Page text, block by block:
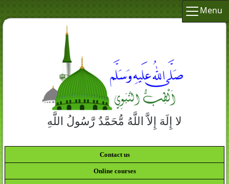
Menu
لا إِلَهَ إِلاَّ اللَّهُ مُّحَمَّدٌ رَّسُولُ اللَّهِ
Contact us
Online courses